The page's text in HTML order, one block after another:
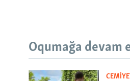
Oqumağa devam